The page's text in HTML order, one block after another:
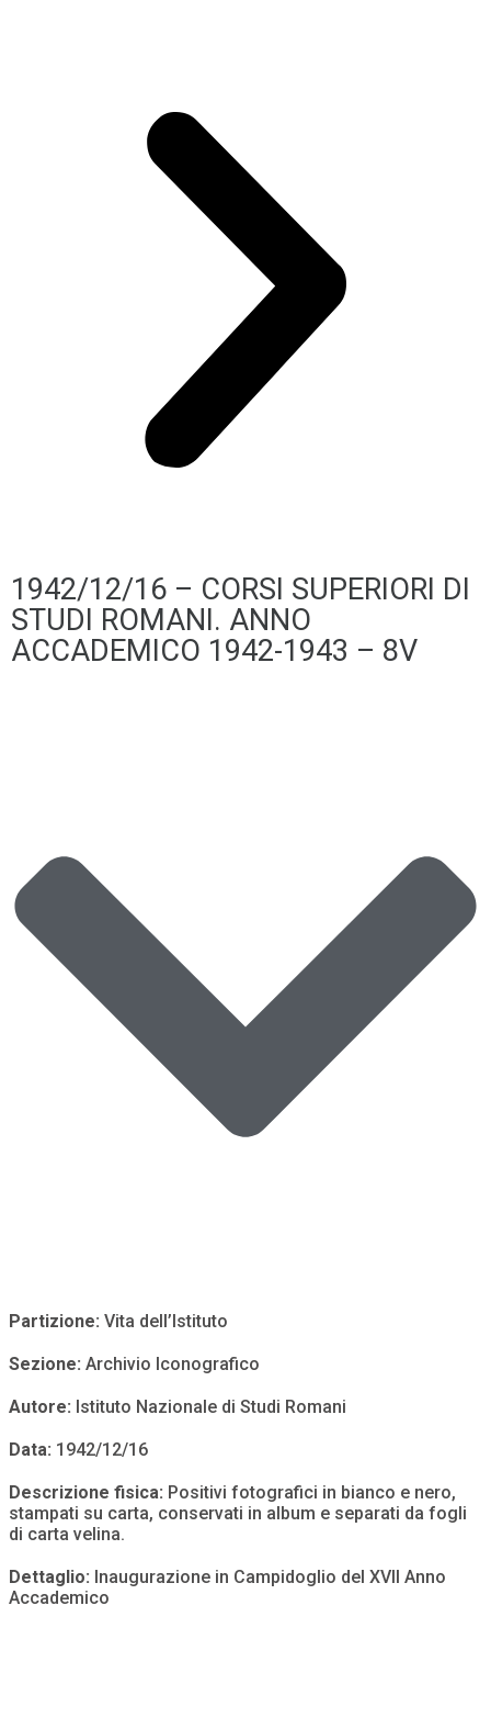
1942/12/16 – CORSI SUPERIORI DI
STUDI ROMANI. ANNO
ACCADEMICO 1942-1943 – 8V
Partizione: Vita dell’Istituto
Sezione: Archivio Iconografico
Autore: Istituto Nazionale di Studi Romani
Data: 1942/12/16
Descrizione fisica: Positivi fotografici in bianco e nero,
stampati su carta, conservati in album e separati da fogli
di carta velina.
Dettaglio: Inaugurazione in Campidoglio del XVII Anno
Accademico